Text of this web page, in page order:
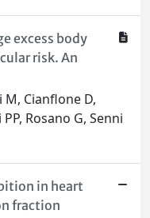
excess body
risk. An
M, Cianflone D,
Rosano G, Senni
in heart
fraction